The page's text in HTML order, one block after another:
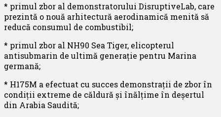
* primul zbor al demonstratorului DisruptiveLab, care
prezintă o nouă arhitectură aerodinamică menită să
reducă consumul de combustibil;
* primul zbor al NH90 Sea Tiger, elicopterul
antisubmarin de ultimă generație pentru Marina
germană;
* H175M a efectuat cu succes demonstrații de zbor în
condiții extreme de căldură și înălțime în deșertul
din Arabia Saudită;